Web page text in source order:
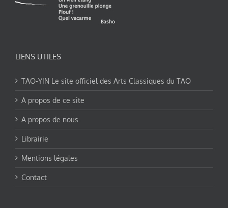
LIENS UTILES
TAO-YIN Le site officiel des Arts Classiques du TAO
A propos de ce site
A propos de nous
Librairie
Mentions légales
Contact